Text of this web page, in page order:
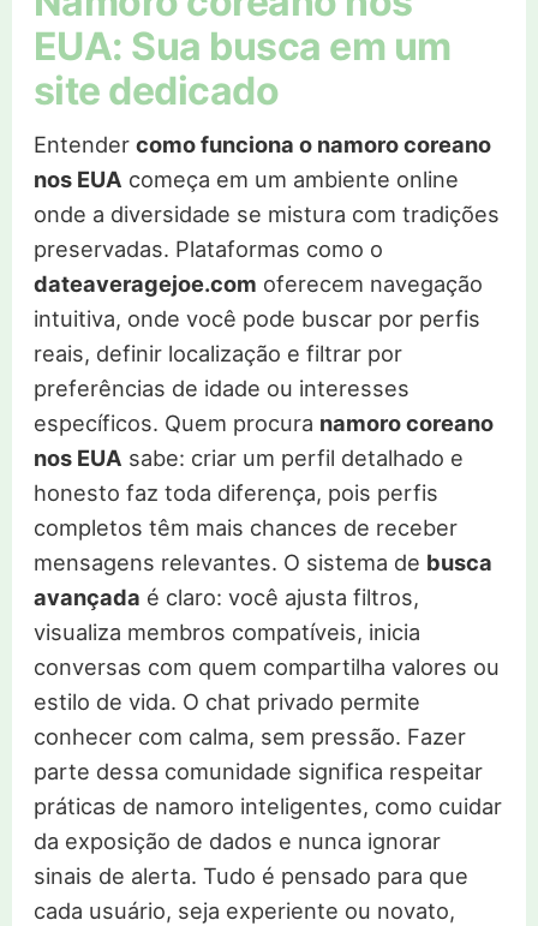
EUA: Sua busca em um
site dedicado
Entender como funciona o namoro coreano
nos EUA começa em um ambiente online
onde a diversidade se mistura com tradições
preservadas. Plataformas como o
dateaveragejoe.com oferecem navegação
intuitiva, onde você pode buscar por perfis
reais, definir localização e filtrar por
preferências de idade ou interesses
específicos. Quem procura namoro coreano
nos EUA sabe: criar um perfil detalhado e
honesto faz toda diferença, pois perfis
completos têm mais chances de receber
mensagens relevantes. O sistema de busca
avançada é claro: você ajusta filtros,
visualiza membros compatíveis, inicia
conversas com quem compartilha valores ou
estilo de vida. O chat privado permite
conhecer com calma, sem pressão. Fazer
parte dessa comunidade significa respeitar
práticas de namoro inteligentes, como cuidar
da exposição de dados e nunca ignorar
sinais de alerta. Tudo é pensado para que
cada usuário, seja experiente ou novato,